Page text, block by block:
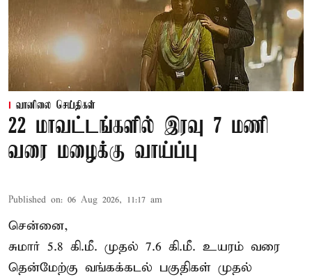
வானிலை செய்திகள்
22 மாவட்டங்களில் இரவு 7 மணி
வரை மழைக்கு வாய்ப்பு
Published on: 06 Aug 2026, 11:17 am
சென்னை,
சுமார் 5.8 கி.மீ. முதல் 7.6 கி.மீ. உயரம் வரை
தென்மேற்கு வங்கக்கடல் பகுதிகள் முதல்